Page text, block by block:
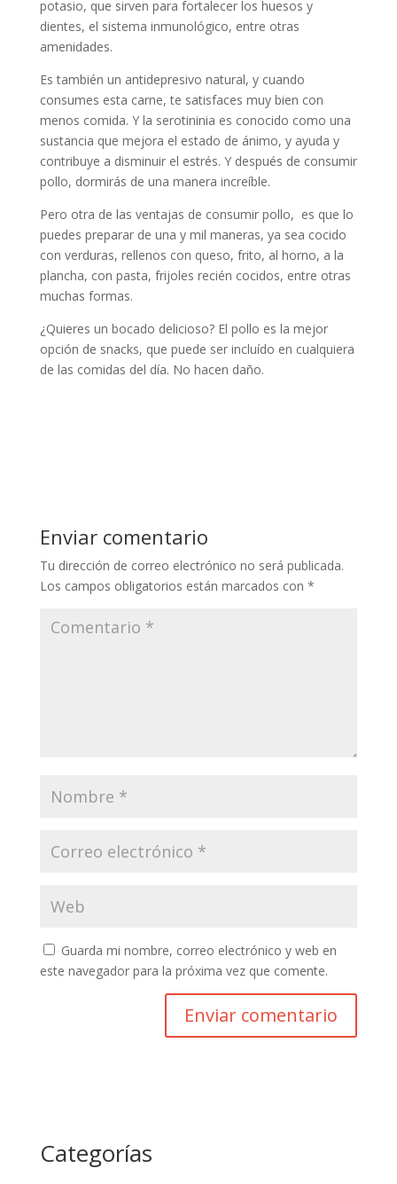
potasio, que sirven para fortalecer los huesos y
dientes, el sistema inmunológico, entre otras
amenidades.
Es también un antidepresivo natural, y cuando
consumes esta carne, te satisfaces muy bien con
menos comida. Y la serotininia es conocido como una
sustancia que mejora el estado de ánimo, y ayuda y
contribuye a disminuir el estrés. Y después de consumir
pollo, dormirás de una manera increíble.
Pero otra de las ventajas de consumir pollo, es que lo
puedes preparar de una y mil maneras, ya sea cocido
con verduras, rellenos con queso, frito, al horno, a la
plancha, con pasta, frijoles recién cocidos, entre otras
muchas formas.
¿Quieres un bocado delicioso? El pollo es la mejor
opción de snacks, que puede ser incluído en cualquiera
de las comidas del día. No hacen daño.
Enviar comentario
Tu dirección de correo electrónico no será publicada.
Los campos obligatorios están marcados con *
Guarda mi nombre, correo electrónico y web en
este navegador para la próxima vez que comente.
Categorías